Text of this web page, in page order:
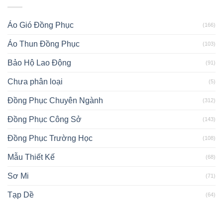
Áo Gió Đồng Phục (166)
Áo Thun Đồng Phục (103)
Bảo Hộ Lao Động (91)
Chưa phân loại (5)
Đồng Phục Chuyên Ngành (312)
Đồng Phục Công Sở (143)
Đồng Phục Trường Học (108)
Mẫu Thiết Kế (68)
Sơ Mi (71)
Tạp Dề (64)